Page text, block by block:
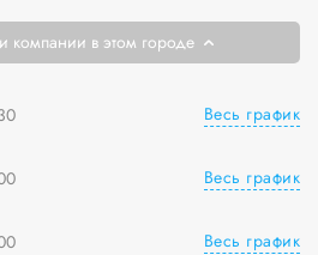
компании в этом городе
Весь график
Весь график
Весь график